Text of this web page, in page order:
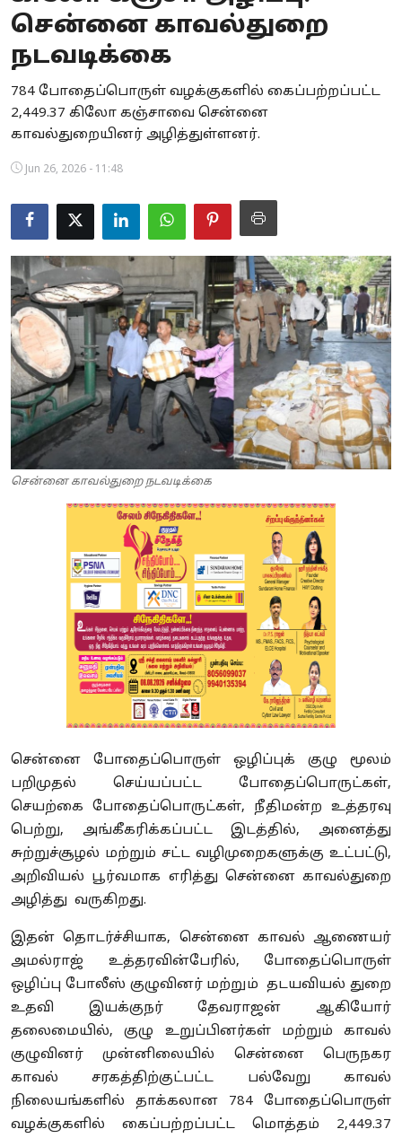
Business
Crime
Tamilnadu
National
Astrology
Spirituality
Weather
Politics
சென்னை காவல்துறை
நடவடிக்கை
784 போதைப்பொருள் வழக்குகளில் கைப்பற்றப்பட்ட
2,449.37 கிலோ கஞ்சாவை சென்னை
காவல்துறையினர் அழித்துள்ளனர்.
Jun 26, 2026 - 11:48
சென்னை காவல்துறை நடவடிக்கை
சென்னை போதைப்பொருள் ஒழிப்புக் குழு மூலம்
பறிமுதல் செய்யப்பட்ட போதைப்பொருட்கள்,
செயற்கை போதைப்பொருட்கள், நீதிமன்ற உத்தரவு
பெற்று, அங்கீகரிக்கப்பட்ட இடத்தில், அனைத்து
சுற்றுச்சூழல் மற்றும் சட்ட வழிமுறைகளுக்கு உட்பட்டு,
அறிவியல் பூர்வமாக எரித்து சென்னை காவல்துறை
அழித்து வருகிறது.
இதன் தொடர்ச்சியாக, சென்னை காவல் ஆணையர்
அமல்ராஜ் உத்தரவின்பேரில், போதைப்பொருள்
ஒழிப்பு போலீஸ் குழுவினர் மற்றும் தடயவியல் துறை
உதவி இயக்குநர் தேவராஜன் ஆகியோர்
தலைமையில், குழு உறுப்பினர்கள் மற்றும் காவல்
குழுவினர் முன்னிலையில் சென்னை பெருநகர
காவல் சரகத்திற்குட்பட்ட பல்வேறு காவல்
நிலையங்களில் தாக்கலான 784 போதைப்பொருள்
வழக்குகளில் கைப்பற்றப்பட்ட மொத்தம் 2,449.37